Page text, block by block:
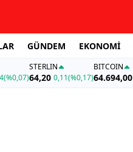
GÜNDEM EKONOMİ
(%0,07)
STERLIN
64,20 0,11(%0,17)
BITCOIN
64.694,00